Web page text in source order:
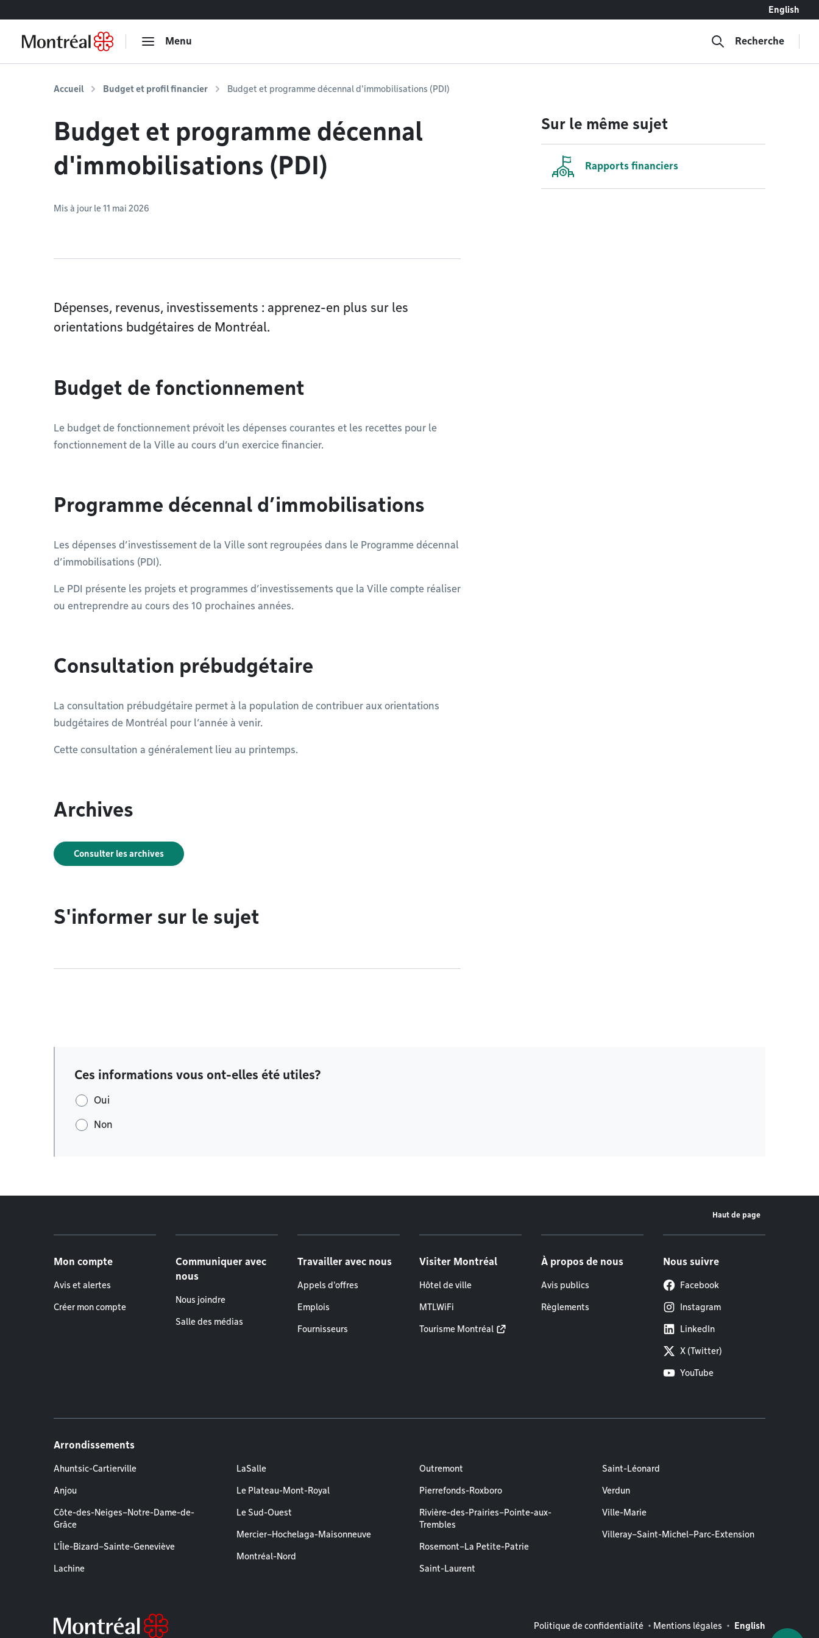
English
Menu Recherche
Accueil Budget et profil financier Budget et programme décennal d'immobilisations (PDI)
Budget et programme décennal
d'immobilisations (PDI)
Mis à jour le 11 mai 2026
Dépenses, revenus, investissements : apprenez-en plus sur les
orientations budgétaires de Montréal.
Budget de fonctionnement
Le budget de fonctionnement prévoit les dépenses courantes et les recettes pour le
fonctionnement de la Ville au cours d’un exercice financier.
Programme décennal d’immobilisations
Les dépenses d’investissement de la Ville sont regroupées dans le Programme décennal
d’immobilisations (PDI).
Le PDI présente les projets et programmes d’investissements que la Ville compte réaliser
ou entreprendre au cours des 10 prochaines années.
Consultation prébudgétaire
La consultation prébudgétaire permet à la population de contribuer aux orientations
budgétaires de Montréal pour l’année à venir.
Cette consultation a généralement lieu au printemps.
Archives
Consulter les archives
S'informer sur le sujet
Sur le même sujet
Rapports financiers
Ces informations vous ont-elles été utiles?
Oui
Non
Haut de page
Mon compte
Avis et alertes
Créer mon compte
Communiquer avec
nous
Nous joindre
Salle des médias
Travailler avec nous
Appels d'offres
Emplois
Fournisseurs
Visiter Montréal
Hôtel de ville
MTLWiFi
Tourisme Montréal
À propos de nous
Avis publics
Règlements
Nous suivre
Facebook
Instagram
LinkedIn
X (Twitter)
YouTube
Arrondissements
Ahuntsic-Cartierville
Anjou
Côte-des-Neiges–Notre-Dame-de-
Grâce
L'Île-Bizard–Sainte-Geneviève
Lachine
LaSalle
Le Plateau-Mont-Royal
Le Sud-Ouest
Mercier–Hochelaga-Maisonneuve
Montréal-Nord
Outremont
Pierrefonds-Roxboro
Rivière-des-Prairies–Pointe-aux-
Trembles
Rosemont–La Petite-Patrie
Saint-Laurent
Saint-Léonard
Verdun
Ville-Marie
Villeray–Saint-Michel–Parc-Extension
Mentions légales
Politique de confidentialité Mentions légales English